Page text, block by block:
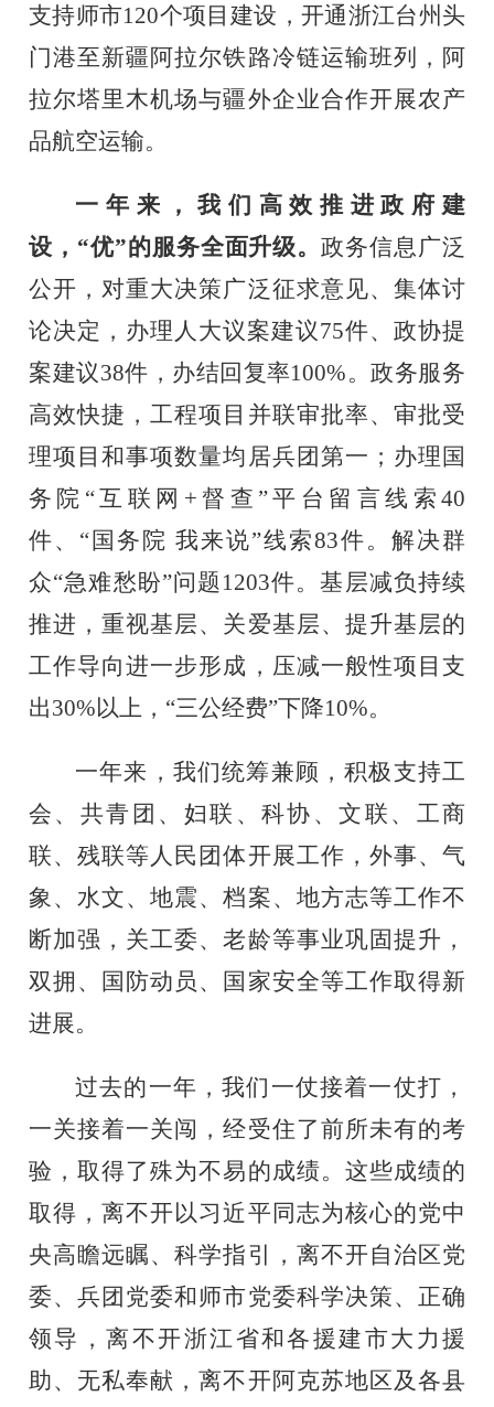
支持师市120个项目建设，开通浙江台州头
门港至新疆阿拉尔铁路冷链运输班列，阿
拉尔塔里木机场与疆外企业合作开展农产
品航空运输。
一年来，我们高效推进政府建
设， “优”的服务全面升级。政务信息广泛
公开，对重大决策广泛征求意见、集体讨
论决定，办理人大议案建议75件、政协提
案建议38件，办结回复率100%。政务服务
高效快捷，工程项目并联审批率、审批受
理项目和事项数量均居兵团第一； 办理国
务院 “互联网 + 督查”平台留言线索 40
件、 “国务院 我来说”线索83件。解决群
众“急难愁盼”问题1203件。基层减负持续
推进，重视基层、关爱基层、提升基层的
工作导向进一步形成， 压减一般性项目支
出30%以上，“三公经费”下降10%。
一年来，我们统筹兼顾，积极支持工
会、共青团、妇联、科协、文联、工商
联、残联等人民团体开展工作，外事、气
象、水文、地震、档案、地方志等工作不
断加强，关工委、老龄等事业巩固提升，
双拥、国防动员、国家安全等工作取得新
进展。
过去的一年，我们一仗接着一仗打，
一关接着一关闯，经受住了前所未有的考
验，取得了殊为不易的成绩。这些成绩的
取得，离不开以习近平同志为核心的党中
央高瞻远瞩、科学指引，离不开自治区党
委、兵团党委和师市党委科学决策、正确
领导，离不开浙江省和各援建市大力援
助、无私奉献，离不开阿克苏地区及各县